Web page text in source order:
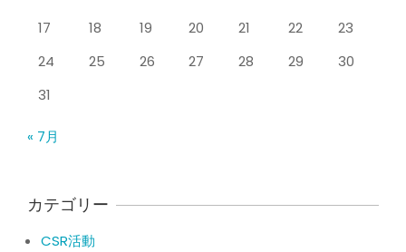
れた患者さまの声
By: 院長 山下 On: 2026年5月23日
ジャンプやダッシュで膝のお皿の下が
By: 院長 山下 On: 2026年5月22日
17
18 19 20 21 22
23
24
25 26 27 28 29
30
31
« 7月
カテゴリー
CSR活動